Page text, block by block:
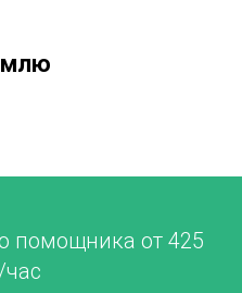
помощника от 425
час